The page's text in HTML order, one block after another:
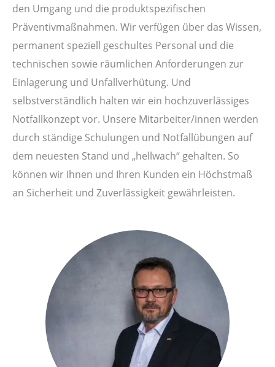
den Umgang und die produktspezifischen
Präventivmaßnahmen. Wir verfügen über das Wissen,
permanent speziell geschultes Personal und die
technischen sowie räumlichen Anforderungen zur
Einlagerung und Unfallverhütung. Und
selbstverständlich halten wir ein hochzuverlässiges
Notfallkonzept vor. Unsere Mitarbeiter/innen werden
durch ständige Schulungen und Notfallübungen auf
dem neuesten Stand und „hellwach“ gehalten. So
können wir Ihnen und Ihren Kunden ein Höchstmaß
an Sicherheit und Zuverlässigkeit gewährleisten.